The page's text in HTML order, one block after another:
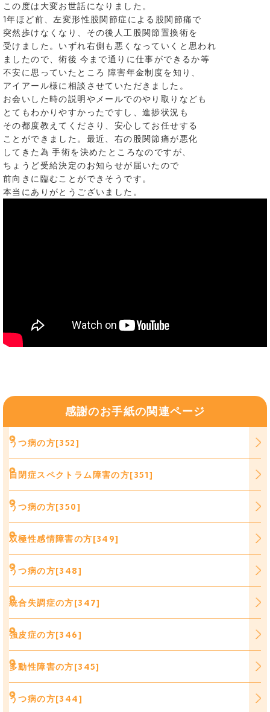
この度は大変お世話になりました。
1年ほど前、左変形性股関節症による股関節痛で
突然歩けなくなり、その後人工股関節置換術を
受けました。いずれ右側も悪くなっていくと思われ
ましたので、術後 今まで通りに仕事ができるか等
不安に思っていたところ 障害年金制度を知り、
アイアール様に相談させていただきました。
お会いした時の説明やメールでのやり取りなども
とてもわかりやすかったですし、進捗状況も
その都度教えてくださり、安心してお任せする
ことができました。最近、右の股関節痛が悪化
してきた為 手術を決めたところなのですが、
ちょうど受給決定のお知らせが届いたので
前向きに臨むことができそうです。
本当にありがとうございました。
感謝のお手紙の関連ページ
うつ病の方[352]
自閉症スペクトラム障害の方[351]
うつ病の方[350]
双極性感情障害の方[349]
うつ病の方[348]
統合失調症の方[347]
強皮症の方[346]
多動性障害の方[345]
うつ病の方[344]